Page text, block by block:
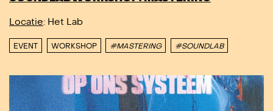
Locatie: Het Lab
EVENT WORKSHOP #MASTERING #SOUNDLAB